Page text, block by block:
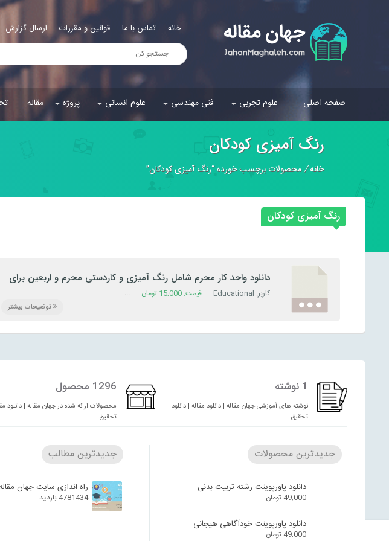
خانه تماس با ما قوانین و مقررات ارسال گزارش
صفحه اصلی علوم تجربی فنی مهندسی علوم انسانی پروژه مقاله
رنگ آمیزی کودکان
خانه/محصولات برچسب خورده “رنگ آمیزی کودکان”
رنگ آمیزی کودکان
دانلود واحد کار محرم شامل رنگ آمیزی و کاردستی محرم و اربعین برای
مهدکودک
کاربر: Educational قیمت: 15,000 تومان دسته:
توضیحات بیشتر
1 نوشته
نوشته های آموزشی جهان مقاله | دانلود مقاله | دانلود
تحقیق
1296 محصول
محصولات ارائه شده در جهان مقاله | دانلود
تحقیق
جدیدترین محصولات
دانلود پاورپوینت رشته تربیت بدنی
49,000 تومان
دانلود پاورپوینت خودآگاهی هیجانی
49,000 تومان
جدیدترین مطالب
راه اندازی سایت جهان
4781434 بازدید